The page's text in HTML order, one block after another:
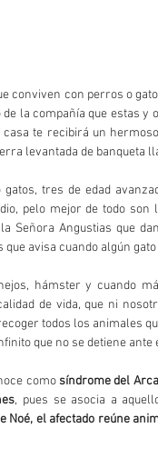
conviven con perros o
la compañía que estas y
te recibirá un
levantada de banqueta
tres de edad
pelo mejor de todo son
Señora Angustias que
avisa cuando algún
hámster y cuando
de vida, que ni
todos los animales
que no se detiene ante
como síndrome del
, pues se asocia a
Noé, el afectado reúne